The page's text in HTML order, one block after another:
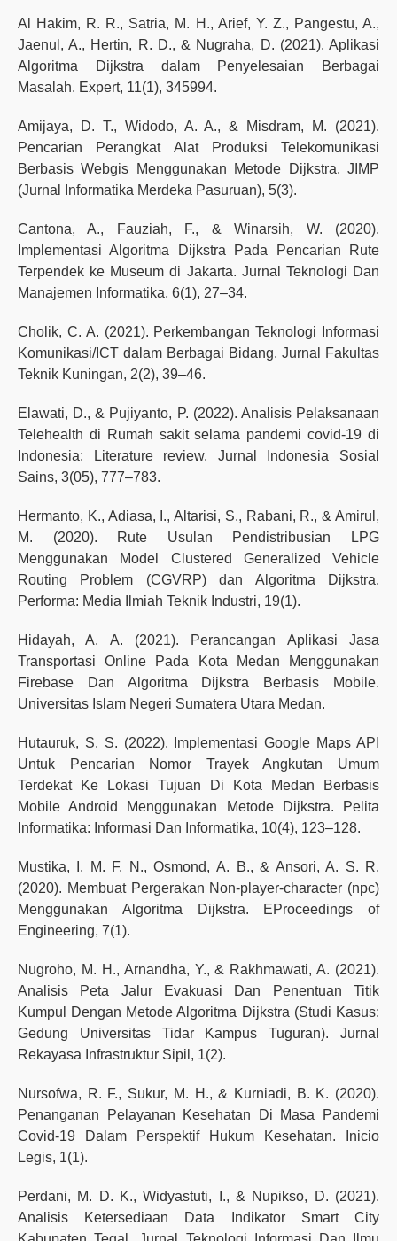
Al Hakim, R. R., Satria, M. H., Arief, Y. Z., Pangestu, A.,
Jaenul, A., Hertin, R. D., & Nugraha, D. (2021). Aplikasi
Algoritma Dijkstra dalam Penyelesaian Berbagai
Masalah. Expert, 11(1), 345994.
Amijaya, D. T., Widodo, A. A., & Misdram, M. (2021).
Pencarian Perangkat Alat Produksi Telekomunikasi
Berbasis Webgis Menggunakan Metode Dijkstra. JIMP
(Jurnal Informatika Merdeka Pasuruan), 5(3).
Cantona, A., Fauziah, F., & Winarsih, W. (2020).
Implementasi Algoritma Dijkstra Pada Pencarian Rute
Terpendek ke Museum di Jakarta. Jurnal Teknologi Dan
Manajemen Informatika, 6(1), 27–34.
Cholik, C. A. (2021). Perkembangan Teknologi Informasi
Komunikasi/ICT dalam Berbagai Bidang. Jurnal Fakultas
Teknik Kuningan, 2(2), 39–46.
Elawati, D., & Pujiyanto, P. (2022). Analisis Pelaksanaan
Telehealth di Rumah sakit selama pandemi covid-19 di
Indonesia: Literature review. Jurnal Indonesia Sosial
Sains, 3(05), 777–783.
Hermanto, K., Adiasa, I., Altarisi, S., Rabani, R., & Amirul,
M. (2020). Rute Usulan Pendistribusian LPG
Menggunakan Model Clustered Generalized Vehicle
Routing Problem (CGVRP) dan Algoritma Dijkstra.
Performa: Media Ilmiah Teknik Industri, 19(1).
Hidayah, A. A. (2021). Perancangan Aplikasi Jasa
Transportasi Online Pada Kota Medan Menggunakan
Firebase Dan Algoritma Dijkstra Berbasis Mobile.
Universitas Islam Negeri Sumatera Utara Medan.
Hutauruk, S. S. (2022). Implementasi Google Maps API
Untuk Pencarian Nomor Trayek Angkutan Umum
Terdekat Ke Lokasi Tujuan Di Kota Medan Berbasis
Mobile Android Menggunakan Metode Dijkstra. Pelita
Informatika: Informasi Dan Informatika, 10(4), 123–128.
Mustika, I. M. F. N., Osmond, A. B., & Ansori, A. S. R.
(2020). Membuat Pergerakan Non-player-character (npc)
Menggunakan Algoritma Dijkstra. EProceedings of
Engineering, 7(1).
Nugroho, M. H., Arnandha, Y., & Rakhmawati, A. (2021).
Analisis Peta Jalur Evakuasi Dan Penentuan Titik
Kumpul Dengan Metode Algoritma Dijkstra (Studi Kasus:
Gedung Universitas Tidar Kampus Tuguran). Jurnal
Rekayasa Infrastruktur Sipil, 1(2).
Nursofwa, R. F., Sukur, M. H., & Kurniadi, B. K. (2020).
Penanganan Pelayanan Kesehatan Di Masa Pandemi
Covid-19 Dalam Perspektif Hukum Kesehatan. Inicio
Legis, 1(1).
Perdani, M. D. K., Widyastuti, I., & Nupikso, D. (2021).
Analisis Ketersediaan Data Indikator Smart City